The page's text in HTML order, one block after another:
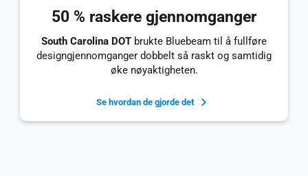
50 % raskere gjennomganger
South Carolina DOT brukte Bluebeam til å fullføre
designgjennomganger dobbelt så raskt og samtidig
øke nøyaktigheten.
Se hvordan de gjorde det